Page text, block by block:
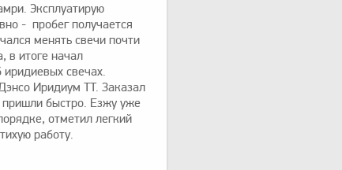
Эксплуатирую
- пробег получается
менять свечи почти
в итоге начал
свечах.
Иридиум TT. Заказал
пришли быстро. Езжу уже
отметил легкий
работу.